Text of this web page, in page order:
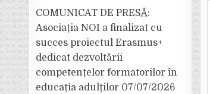
COMUNICAT DE PRESĂ:
Asociația NOI a finalizat cu
succes proiectul Erasmus+
dedicat dezvoltării
competențelor formatorilor în
educația adulților 07/07/2026